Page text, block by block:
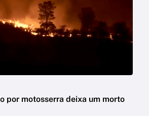
por motosserra deixa um morto